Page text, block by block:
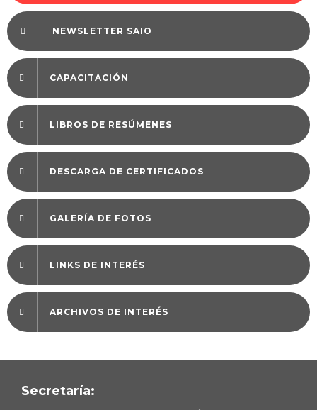
NEWSLETTER SAIO
CAPACITACIÓN
LIBROS DE RESÚMENES
DESCARGA DE CERTIFICADOS
GALERÍA DE FOTOS
LINKS DE INTERÉS
ARCHIVOS DE INTERÉS
Secretaría: